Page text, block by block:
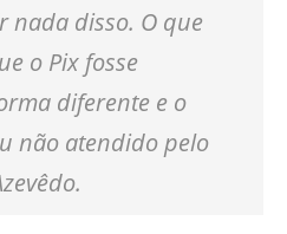
nada disso. O que
o Pix fosse
diferente e o
não atendido pelo